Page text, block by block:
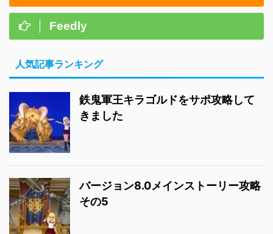
Feedly
人気記事ランキング
鉄鬼軍王キラゴルドをサポ攻略して
きました
バージョン8.0メインストーリー攻略
その5